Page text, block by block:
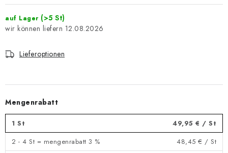
auf Lager (>5 St)
12.08.2026
Lieferoptionen
Mengenrabatt
1 St 49,95 € / St
2 - 4 St = mengenrabatt 3 %
48,45 € / St